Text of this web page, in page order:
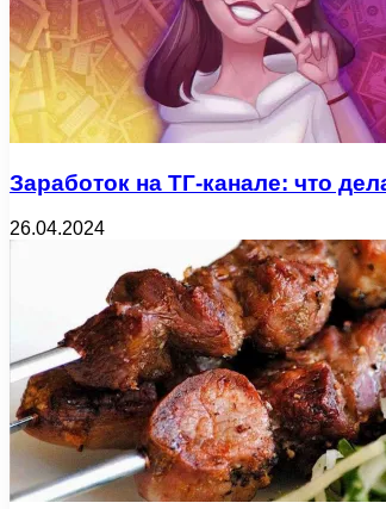
Заработок на ТГ-канале: что
26.04.2024